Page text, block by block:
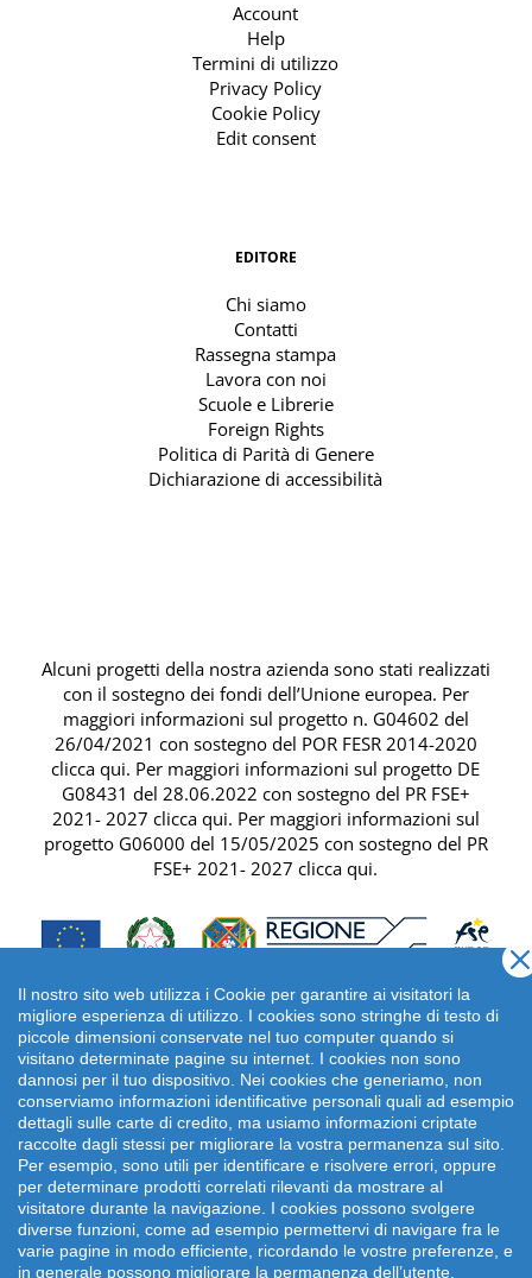
Il nostro sito web utilizza i Cookie per garantire ai visitatori la
migliore esperienza di utilizzo. I cookies sono stringhe di testo di
piccole dimensioni conservate nel tuo computer quando si
visitano determinate pagine su internet. I cookies non sono
dannosi per il tuo dispositivo. Nei cookies che generiamo, non
conserviamo informazioni identificative personali quali ad esempio
dettagli sulle carte di credito, ma usiamo informazioni criptate
raccolte dagli stessi per migliorare la vostra permanenza sul sito.
Per esempio, sono utili per identificare e risolvere errori, oppure
per determinare prodotti correlati rilevanti da mostrare al
visitatore durante la navigazione. I cookies possono svolgere
diverse funzioni, come ad esempio permettervi di navigare fra le
varie pagine in modo efficiente, ricordando le vostre preferenze, e
in generale possono migliorare la permanenza dell’utente.
Account
Help
Termini di utilizzo
Privacy Policy
Cookie Policy
Edit consent
EDITORE
Chi siamo
Contatti
Rassegna stampa
Lavora con noi
Scuole e Librerie
Foreign Rights
Politica di Parità di Genere
Dichiarazione di accessibilità
Alcuni progetti della nostra azienda sono stati realizzati
con il sostegno dei fondi dell’Unione europea. Per
maggiori informazioni sul progetto n. G04602 del
26/04/2021 con sostegno del POR FESR 2014-2020
clicca qui. Per maggiori informazioni sul progetto DE
G08431 del 28.06.2022 con sostegno del PR FSE+
2021- 2027 clicca qui. Per maggiori informazioni sul
progetto G06000 del 15/05/2025 con sostegno del PR
FSE+ 2021- 2027 clicca qui.
Copyright 2026 emonsitalia srl. | Viale della Piramide
Cestia 1C, 00153 Roma - Italia | P.IVA: 09372641002